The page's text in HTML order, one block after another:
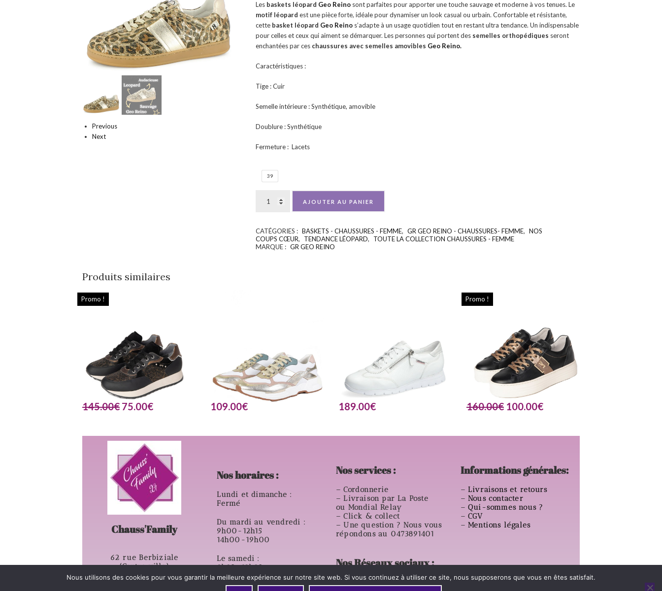
Previous
Next
Les baskets léopard Geo Reinosont parfaites pour apporter une touche sauvage et moderne à vos tenues. Le
motif léopard est une pièce forte, idéale pour dynamiser un look casual ou urbain. Confortable et résistante,
cettebasket léopard Geo Reinos’adapte à un usage quotidien tout en restant ultra tendance. Un indispensable
pour celles et ceux qui aiment se démarquer. Les personnes qui portent des semelles orthopédiques seront
enchantées par ces chaussures avec semelles amovibles Geo Reino.
Caractéristiques :
Tige : Cuir
Semelle intérieure : Synthétique, amovible
Doublure : Synthétique
Fermeture : Lacets
39
AJOUTER AU PANIER
CATÉGORIES : BASKETS - CHAUSSURES - FEMME, GR GEO REINO - CHAUSSURES- FEMME, NOS
COUPS CŒUR, TENDANCE LÉOPARD,
TOUTE LA COLLECTION CHAUSSURES - FEMME
MARQUE : GR GEO REINO
Produits similaires
Promo !
145.00€ 75.00€ 109.00€ 189.00€
Promo !
160.00€ 100.00€
Chauss'Family
62 rue Berbiziale
(Centre ville)
63500 – Issoire
Nos horaires :
Lundi et dimanche :
Fermé
Du mardi au vendredi :
9h00-12h15
14h00-19h00
Le samedi :
8h30-12h30
14h00- 18h00
Nos services :
– Cordonnerie
– Livraison par La Poste
ou Mondial Relay
– Click & collect
– Une question ? Nous vous
répondons au 0473891401
Nos Réseaux sociaux :
Informations générales:
– Livraisons et retours
– Nous contacter
– Qui-sommes nous ?
– CGV
– Mentions légales
Nous utilisons des cookies pour vous garantir la meilleure expérience sur notre site web. Si vous continuez à utiliser ce site, nous supposerons que vous en êtes satisfait.